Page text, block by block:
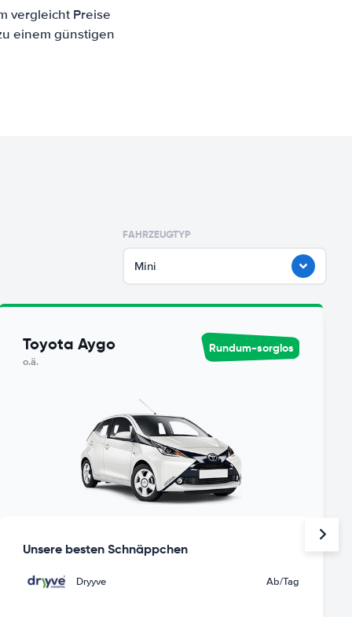
vergleicht Preise
einem günstigen
FAHRZEUGTYP
Mini
Toyota Aygo
o.ä.
Rundum-sorglos
Unsere besten Schnäppchen
Dryyve Ab/Tag